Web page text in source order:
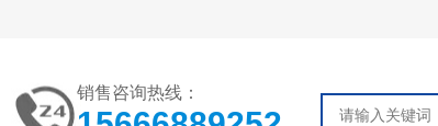
销售咨询热线：